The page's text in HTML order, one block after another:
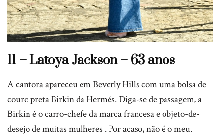
11 – Latoya Jackson – 63 anos
A cantora apareceu em Beverly Hills com uma bolsa de
couro preta Birkin da Hermés. Diga-se de passagem, a
Birkin é o carro-chefe da marca francesa e objeto-de-
desejo de muitas mulheres . Por acaso, não é o meu.